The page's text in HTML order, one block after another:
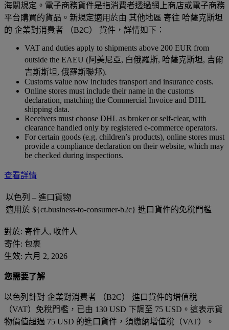
海關規定。電子商務貨件是指消費者透過網上商店或電子商務
平台購買的貨品。新規定適用於由 其他地區 寄往 哈薩克斯坦
的 企業對消費者 （B2C） 貨件，詳情如下：
VAT and duties apply to shipments above 200 EUR from
outside the EAEU (阿美尼亞, 白俄羅斯, 哈薩克斯坦, 吉爾
吉斯斯坦, 俄羅斯聯邦).
Customs value now includes transport and insurance costs.
Online stores must include their name in the customs
declaration, matching the Commercial Invoice and DHL
shipping data.
Receivers must choose DHL as broker or self-clear, with
clearance handled only by registered e-commerce operators.
For certain goods (e.g. children’s products), online stores must
provide a compliance declaration on their website, which may
be checked during inspections.
查看詳情
以色列 – 進口貨物
適用於 ${ct.business-to-consumer-b2c} 進口貨件的免稅門檻
對於: 寄件人, 收件人
寄件: 包裹
生效: 六月 2, 2026
您需要了解
以色列針對 企業對消費者 （B2C） 進口貨件的增值稅
（VAT）免稅門檻，已由 130 USD 下調至 75 USD。這表示貨
物價值超過 75 USD 的進口貨件，須繳納增值稅（VAT）。